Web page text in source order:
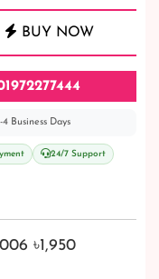
BUY NOW
4 Business Days
24/7 Support
৳1,950